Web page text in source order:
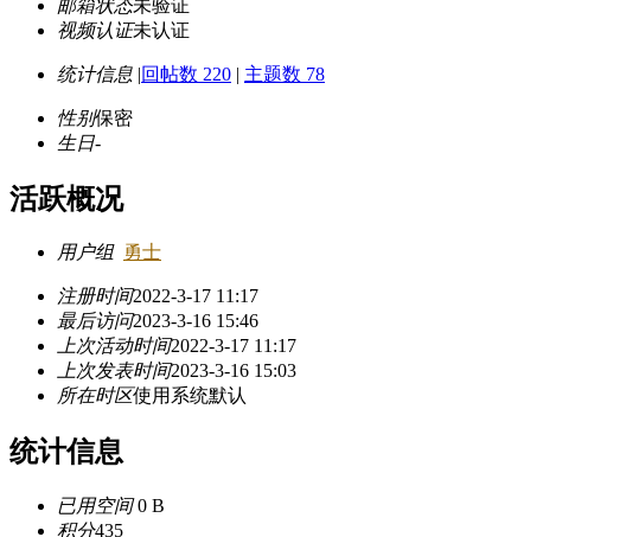
邮箱状态未验证
视频认证未认证
统计信息 |回帖数 220 | 主题数 78
性别保密
生日-
活跃概况
用户组 勇士
注册时间2022-3-17 11:17
最后访问2023-3-16 15:46
上次活动时间2022-3-17 11:17
上次发表时间2023-3-16 15:03
所在时区使用系统默认
统计信息
已用空间0 B
积分435